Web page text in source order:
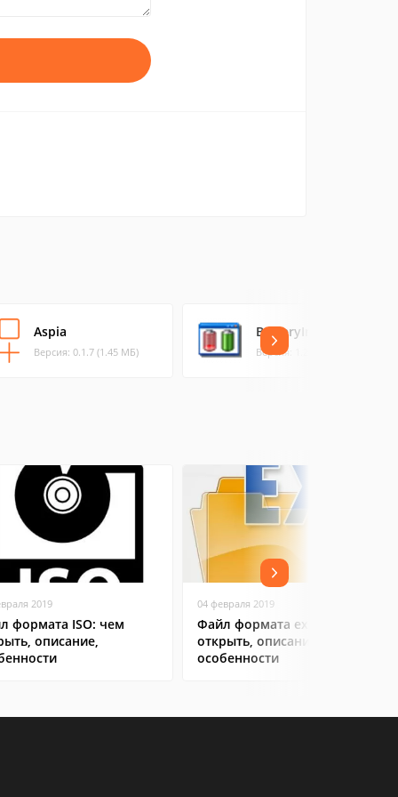
Aspia
Версия: 0.1.7 (1.45 МБ)
BatteryInfoView
Версия: 1.23 (0.11 МБ)
2019
формата ISO: чем
описание,
04 февраля 2019
Файл формата exe: чем
открыть, описание,
особенности